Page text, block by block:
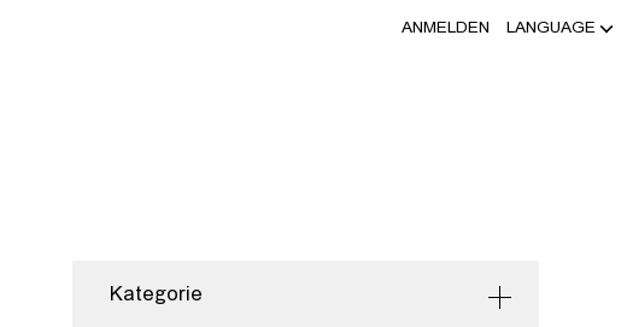
ANMELDEN LANGUAGE
Kategorie